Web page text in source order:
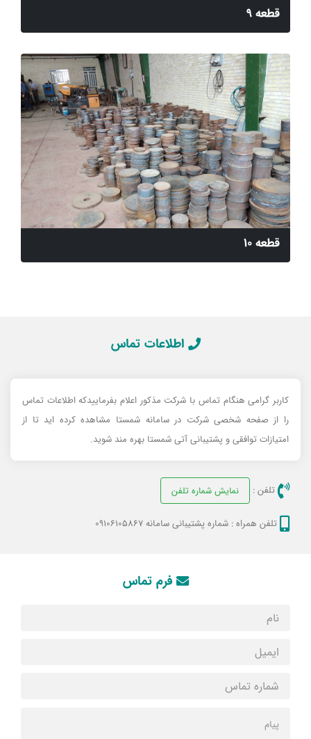
قطعه 9
قطعه 10
اطلاعات تماس
کاربر گرامی هنگام تماس با شرکت مذکور اعلام بفرماییدکه اطلاعات تماس
را از صفحه شخصی شرکت در سامانه شمستا مشاهده کرده اید تا از
امتیازات توافقی و پشتیبانی آتی شمستا بهره مند شوید.
تلفن : نمایش شماره تلفن
تلفن همراه : شماره پشتیبانی سامانه 09106105867
فرم تماس